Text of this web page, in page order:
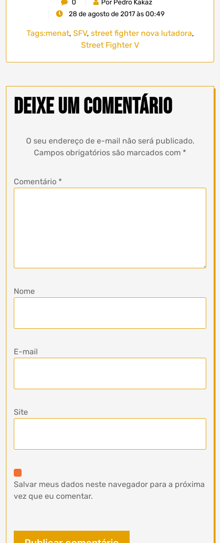
0
Por Pedro Kakaz
28 de agosto de 2017 às 00:49
Tags:menat, SFV, street fighter nova lutadora,
Street Fighter V
Deixe um comentário
O seu endereço de e-mail não será publicado.
Campos obrigatórios são marcados com *
Comentário *
Nome
E-mail
Site
Salvar meus dados neste navegador para a próxima
vez que eu comentar.